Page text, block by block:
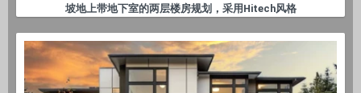
坡地上带地下室的两层楼房规划，采用Hitech风格